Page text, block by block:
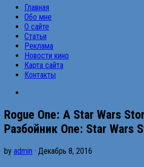
Главная
Обо мне
О сайте
Статьи
Реклама
Новости кино
Карта сайта
Контакты
Rogue One: A Star Wars
Разбойник One: Star Wars
by admin · Декабрь 8, 2016